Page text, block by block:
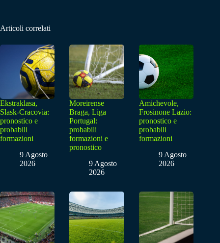
Articoli correlati
Ekstraklasa,
Slask-Cracovia:
pronostico e
probabili
formazioni
9 Agosto
2026
Moreirense
Braga, Liga
Portugal:
probabili
formazioni e
pronostico
9 Agosto
2026
Amichevole,
Frosinone Lazio:
pronostico e
probabili
formazioni
9 Agosto
2026